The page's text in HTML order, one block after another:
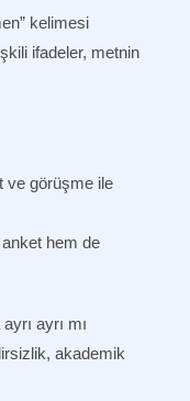
kelimesi
ifadeler, metnin
ve görüşme ile
anket hem de
ayrı mı
akademik